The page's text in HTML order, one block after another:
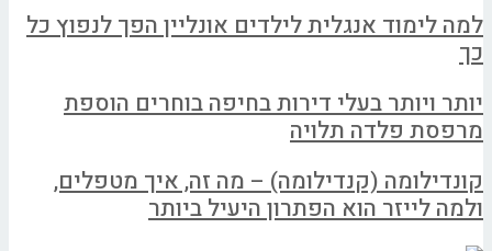
למה לימוד אנגלית לילדים אונליין הפך לנפוץ כל
כך
יותר ויותר בעלי דירות בחיפה בוחרים הוספת
מרפסת פלדה תלויה
קונדילומה (קנדילומה) – מה זה, איך מטפלים,
ולמה לייזר הוא הפתרון היעיל ביותר